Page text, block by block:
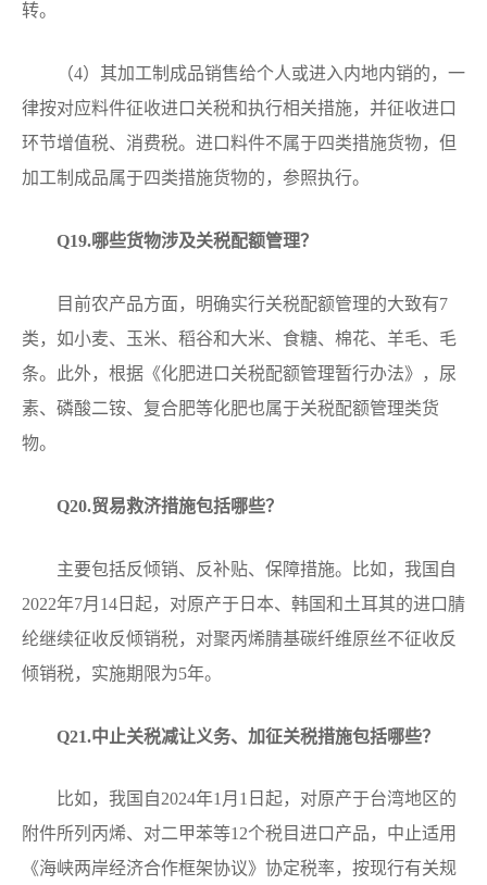
转。
（4）其加工制成品销售给个人或进入内地内销的，一
律按对应料件征收进口关税和执行相关措施，并征收进口
环节增值税、消费税。进口料件不属于四类措施货物，但
加工制成品属于四类措施货物的，参照执行。
Q19.哪些货物涉及关税配额管理？
目前农产品方面，明确实行关税配额管理的大致有7
类，如小麦、玉米、稻谷和大米、食糖、棉花、羊毛、毛
条。此外，根据《化肥进口关税配额管理暂行办法》，尿
素、磷酸二铵、复合肥等化肥也属于关税配额管理类货
物。
Q20.贸易救济措施包括哪些？
主要包括反倾销、反补贴、保障措施。比如，我国自
2022年7月14日起，对原产于日本、韩国和土耳其的进口腈
纶继续征收反倾销税，对聚丙烯腈基碳纤维原丝不征收反
倾销税，实施期限为5年。
Q21.中止关税减让义务、加征关税措施包括哪些？
比如，我国自2024年1月1日起，对原产于台湾地区的
附件所列丙烯、对二甲苯等12个税目进口产品，中止适用
《海峡两岸经济合作框架协议》协定税率，按现行有关规